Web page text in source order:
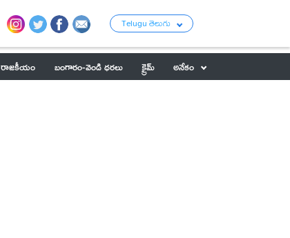
Telugu తెలుగు
రాజకీయం బంగారం-వెండి ధరలు క్రైమ్
అనేకం